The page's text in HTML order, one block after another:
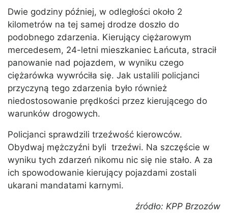
Dwie godziny później, w odległości około 2
kilometrów na tej samej drodze doszło do
podobnego zdarzenia. Kierujący ciężarowym
mercedesem, 24-letni mieszkaniec Łańcuta, stracił
panowanie nad pojazdem, w wyniku czego
ciężarówka wywróciła się. Jak ustalili policjanci
przyczyną tego zdarzenia było również
niedostosowanie prędkości przez kierującego do
warunków drogowych.
Policjanci sprawdzili trzeźwość kierowców.
Obydwaj mężczyźni byli trzeźwi. Na szczęście w
wyniku tych zdarzeń nikomu nic się nie stało. A za
ich spowodowanie kierujący pojazdami zostali
ukarani mandatami karnymi.
źródło: KPP Brzozów